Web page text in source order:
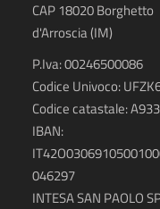
CAP 18020Borghetto
d'Arroscia (IM)
P.Iva: 00246500086
Codice Univoco:
Codice catastale: A933
IBAN:
046297
INTESA SAN PAOLO